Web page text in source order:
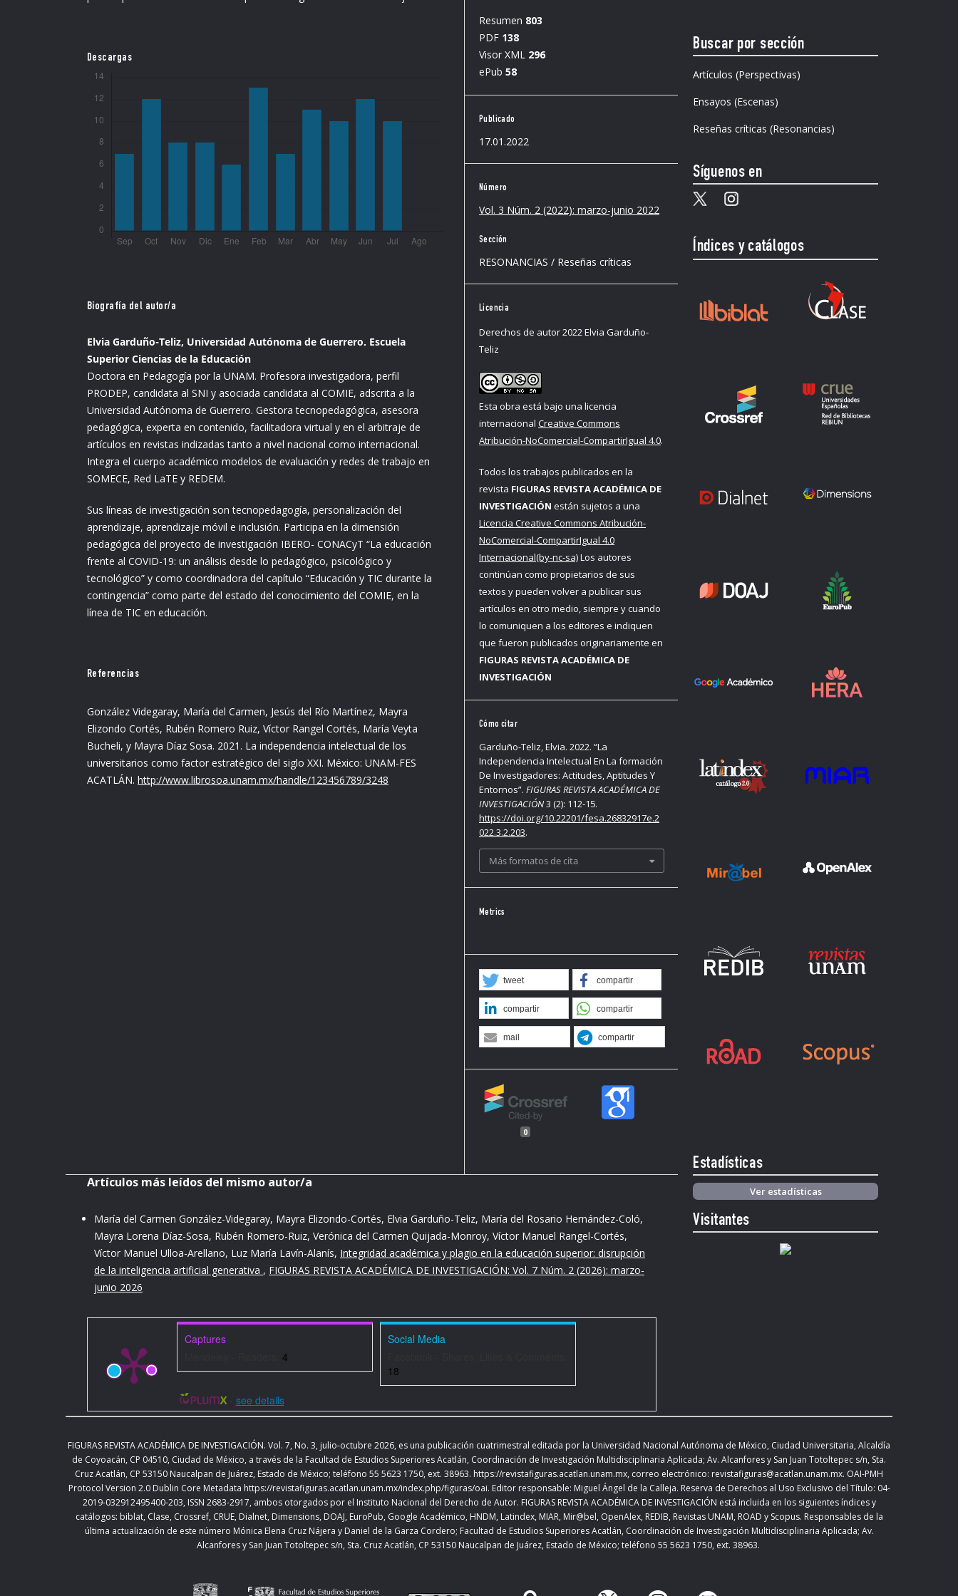
Descargas
Biografía del autor/a
Elvia Garduño-Teliz, Universidad Autónoma de Guerrero. Escuela
Superior Ciencias de la Educación
Doctora en Pedagogía por la UNAM. Profesora investigadora, perfil
PRODEP, candidata al SNI y asociada candidata al COMIE, adscrita a la
Universidad Autónoma de Guerrero. Gestora tecnopedagógica, asesora
pedagógica, experta en contenido, facilitadora virtual y en el arbitraje de
artículos en revistas indizadas tanto a nivel nacional como internacional.
Integra el cuerpo académico modelos de evaluación y redes de trabajo en
SOMECE, Red LaTE y REDEM.
Sus líneas de investigación son tecnopedagogía, personalización del
aprendizaje, aprendizaje móvil e inclusión. Participa en la dimensión
pedagógica del proyecto de investigación IBERO- CONACyT “La educación
frente al COVID-19: un análisis desde lo pedagógico, psicológico y
tecnológico” y como coordinadora del capítulo “Educación y TIC durante la
contingencia” como parte del estado del conocimiento del COMIE, en la
línea de TIC en educación.
Referencias
González Videgaray, María del Carmen, Jesús del Río Martínez, Mayra
Elizondo Cortés, Rubén Romero Ruiz, Víctor Rangel Cortés, María Veyta
Bucheli, y Mayra Díaz Sosa. 2021. La independencia intelectual de los
universitarios como factor estratégico del siglo XXI. México: UNAM-FES
ACATLÁN. http://www.librosoa.unam.mx/handle/123456789/3248
Resumen 803
PDF 138
Visor XML 296
ePub58
Publicado
17.01.2022
Número
Vol. 3 Núm. 2 (2022): marzo-junio 2022
Sección
RESONANCIAS / Reseñas críticas
Licencia
Derechos de autor 2022 Elvia Garduño-
Teliz
Esta obra está bajo una licencia
internacionalCreative Commons
Atribución-NoComercial-CompartirIgual 4.0.
Todos los trabajos publicados en la
revista FIGURAS REVISTA ACADÉMICA DE
INVESTIGACIÓN están sujetos a una
Licencia Creative Commons Atribución-
NoComercial-CompartirIgual 4.0
Internacional(by-nc-sa)Los autores
continúan como propietarios de sus
textos y pueden volver a publicar sus
artículos en otro medio, siempre y cuando
lo comuniquen a los editores e indiquen
que fueron publicados originariamente en
FIGURAS REVISTA ACADÉMICA DE
INVESTIGACIÓN
Cómo citar
Garduño-Teliz, Elvia. 2022. “La
Independencia Intelectual En La formación
De Investigadores: Actitudes, Aptitudes Y
Entornos”.FIGURAS REVISTA ACADÉMICA DE
INVESTIGACIÓN3 (2): 112-15.
https://doi.org/10.22201/fesa.26832917e.2
022.3.2.203.
Más formatos de cita
Metrics
tweet compartir
compartir compartir
mail compartir
0
Artículos más leídos del mismo autor/a
María del Carmen González-Videgaray, Mayra Elizondo-Cortés, Elvia Garduño-Teliz, María del Rosario Hernández-Coló,
Mayra Lorena Díaz-Sosa, Rubén Romero-Ruiz, Verónica del Carmen Quijada-Monroy, Víctor Manuel Rangel-Cortés,
Víctor Manuel Ulloa-Arellano, Luz María Lavín-Alanís, Integridad académica y plagio en la educación superior: disrupción
de la inteligencia artificial generativa , FIGURAS REVISTA ACADÉMICA DE INVESTIGACIÓN: Vol. 7 Núm. 2 (2026): marzo-
junio 2026
Captures
4
Social Media
18
- see details
Buscar por sección
Artículos (Perspectivas)
Ensayos (Escenas)
Reseñas críticas (Resonancias)
Síguenos en
Índices y catálogos
Estadísticas
Ver estadísticas
Visitantes
FIGURAS REVISTA ACADÉMICA DE INVESTIGACIÓN. Vol. 7, No. 3, julio-octubre 2026, es una publicación cuatrimestral editada por la Universidad Nacional Autónoma de México, Ciudad Universitaria, Alcaldía
de Coyoacán, CP 04510, Ciudad de México, a través de la Facultad de Estudios Superiores Acatlán, Coordinación de Investigación Multidisciplinaria Aplicada; Av. Alcanfores y San Juan Totoltepec s/n, Sta.
Cruz Acatlán, CP 53150 Naucalpan de Juárez, Estado de México; teléfono 55 5623 1750, ext. 38963. https://revistafiguras.acatlan.unam.mx, correo electrónico: revistafiguras@acatlan.unam.mx. OAI-PMH
Protocol Version 2.0 Dublin Core Metadata https://revistafiguras.acatlan.unam.mx/index.php/figuras/oai. Editor responsable: Miguel Ángel de la Calleja. Reserva de Derechos al Uso Exclusivo del Título: 04-
2019-032912495400-203, ISSN 2683-2917, ambos otorgados por el Instituto Nacional del Derecho de Autor. FIGURAS REVISTA ACADÉMICA DE INVESTIGACIÓN está incluida en los siguientes índices y
catálogos: biblat, Clase, Crossref, CRUE, Dialnet, Dimensions, DOAJ, EuroPub, Google Académico, HNDM, Latindex, MIAR, Mir@bel, OpenAlex, REDIB, Revistas UNAM, ROAD y Scopus. Responsables de la
última actualización de este número Mónica Elena Cruz Nájera y Daniel de la Garza Cordero; Facultad de Estudios Superiores Acatlán, Coordinación de Investigación Multidisciplinaria Aplicada; Av.
Alcanfores y San Juan Totoltepec s/n, Sta. Cruz Acatlán, CP 53150 Naucalpan de Juárez, Estado de México; teléfono 55 5623 1750, ext. 38963.